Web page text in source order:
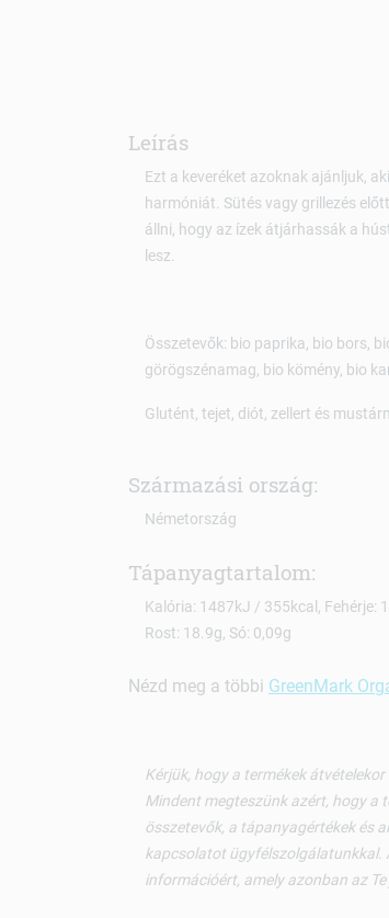
Leírás
Ezt a keveréket azoknak ajánljuk,
harmóniát. Sütés vagy grillezés
állni, hogy az ízek átjárhassák a
lesz.
Összetevők: bio paprika, bio bors,
görögszénamag, bio kömény, bio
Glutént, tejet, diót, zellert és
Származási ország:
Németország
Tápanyagtartalom:
Kalória: 1487kJ / 355kcal, Fehérje:
Rost: 18.9g, Só: 0,09g
Nézd meg a többi GreenMark
Kérjük, hogy a termékek
Mindent megteszünk azért, hogy a
összetevők, a tápanyagértékek és
kapcsolatot ügyfélszolgálatunkkal.
információért, amely azonban az